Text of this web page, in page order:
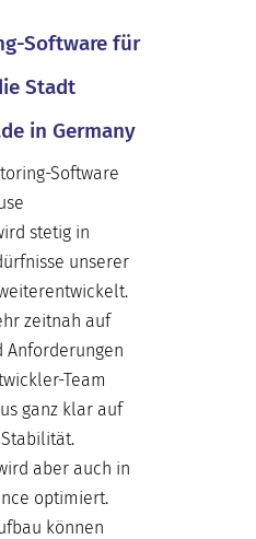
Software für
Stadt
in Germany
Software
stetig in
unserer
zeitnah auf
Anforderungen
Team
ganz klar auf
aber auch in
optimiert.
können